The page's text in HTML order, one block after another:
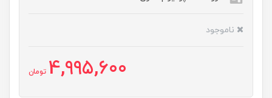
ناموجود
4,995,600 تومان